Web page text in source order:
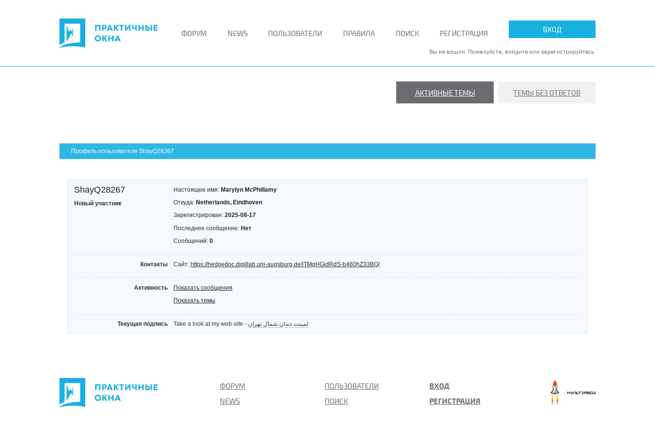
ФОРУМ NEWS ПОЛЬЗОВАТЕЛИ ПРАВИЛА ПОИСК РЕГИСТРАЦИЯ ВХОД
ВСЯ ПРАВДА
Вы не вошли. Пожалуйста, войдите или зарегистрируйтесь.
АКТИВНЫЕ ТЕМЫ ТЕМЫ БЕЗ ОТВЕТОВ
Профиль пользователя ShayQ28267
ShayQ28267
Новый участник
Настоящее имя: Marylyn McPhillamy
Откуда: Netherlands, Eindhoven
Зарегистрирован: 2025-08-17
Последнее сообщение: Нет
Сообщений: 0
Контакты Сайт: https://hedgedoc.digillab.uni-augsburg.de/lTMgHGidRdS-b460hZ33BQ/
Активность
Показать сообщения
Показать темы
Текущая подпись Take a look at my web-site - لمینت دندان شمال تهران
ФОРУМ ПОЛЬЗОВАТЕЛИ
ВХОД
NEWS
ПОИСК РЕГИСТРАЦИЯ